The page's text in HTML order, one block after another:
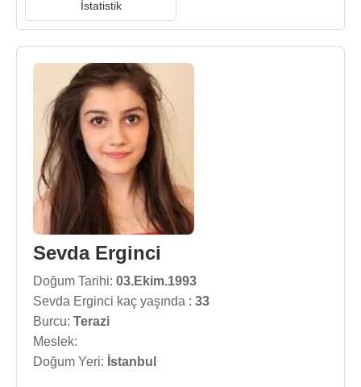
İstatistik
Sevda Erginci
Doğum Tarihi: 03.Ekim.1993
Sevda Erginci kaç yaşında : 33
Burcu: Terazi
Meslek:
Doğum Yeri: İstanbul